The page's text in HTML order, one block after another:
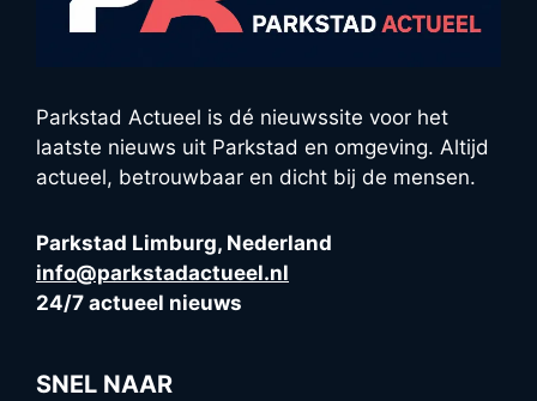
Parkstad Actueel is dé nieuwssite voor het
laatste nieuws uit Parkstad en omgeving. Altijd
actueel, betrouwbaar en dicht bij de mensen.
Parkstad Limburg, Nederland
info@parkstadactueel.nl
24/7 actueel nieuws
SNEL NAAR